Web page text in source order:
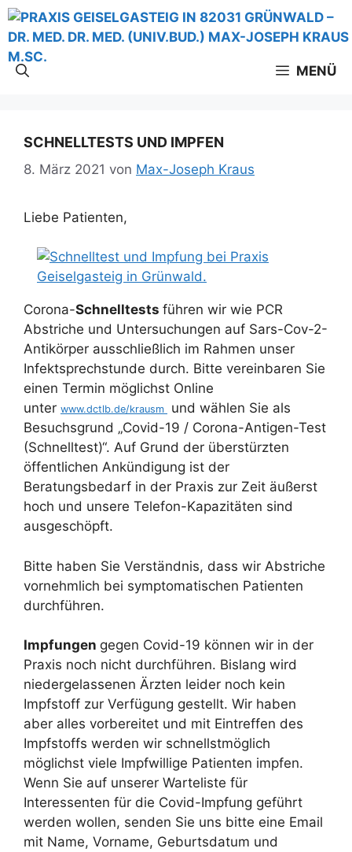
Zum
Inhalt
springen
MENÜ
SCHNELLTESTS UND IMPFEN
8. März 2021 von Max-Joseph Kraus
Liebe Patienten,
Corona-Schnelltests führen wir wie PCR
Abstriche und Untersuchungen auf Sars-Cov-2-
Antikörper ausschließlich im Rahmen unser
Infektsprechstunde durch. Bitte vereinbaren Sie
einen Termin möglichst Online
unter www.dctlb.de/krausm
und wählen Sie als
Besuchsgrund „Covid-19 / Corona-Antigen-Test
(Schnelltest)“. Auf Grund der überstürzten
öffentlichen Ankündigung ist der
Beratungsbedarf in der Praxis zur Zeit äußerst
hoch und unsere Telefon-Kapazitäten sind
ausgeschöpft.
Bitte haben Sie Verständnis, dass wir Abstriche
vornehmlich bei symptomatischen Patienten
durchführen.
Impfungen gegen Covid-19 können wir in der
Praxis noch nicht durchführen. Bislang wird
niedergelassenen Ärzten leider noch kein
Impfstoff zur Verfügung gestellt. Wir haben
aber alles vorbereitet und mit Eintreffen des
Impfstoffs werden wir schnellstmöglich
möglichst viele Impfwillige Patienten impfen.
Wenn Sie auf unserer Warteliste für
Interessenten für die Covid-Impfung geführt
werden wollen, senden Sie uns bitte eine Email
mit Name, Vorname, Geburtsdatum und